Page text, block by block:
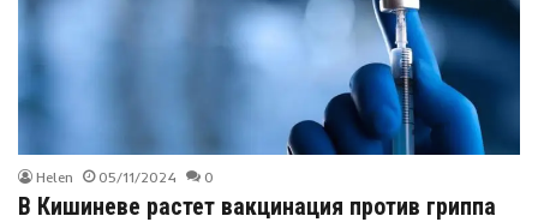
Helen 05/11/2024 0
В Кишиневе растет вакцинация против гриппа